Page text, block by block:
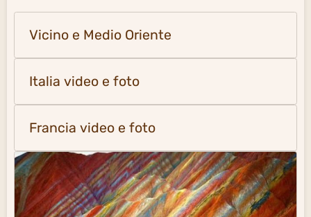
Vicino e Medio Oriente
Italia video e foto
Francia video e foto